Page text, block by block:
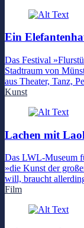
Ein
Das Festival
Stadtraum von
aus Theater, Tanz,
Kunst
Lachen mit
Das LWL-Museum
»die Kunst der
will, braucht
Film